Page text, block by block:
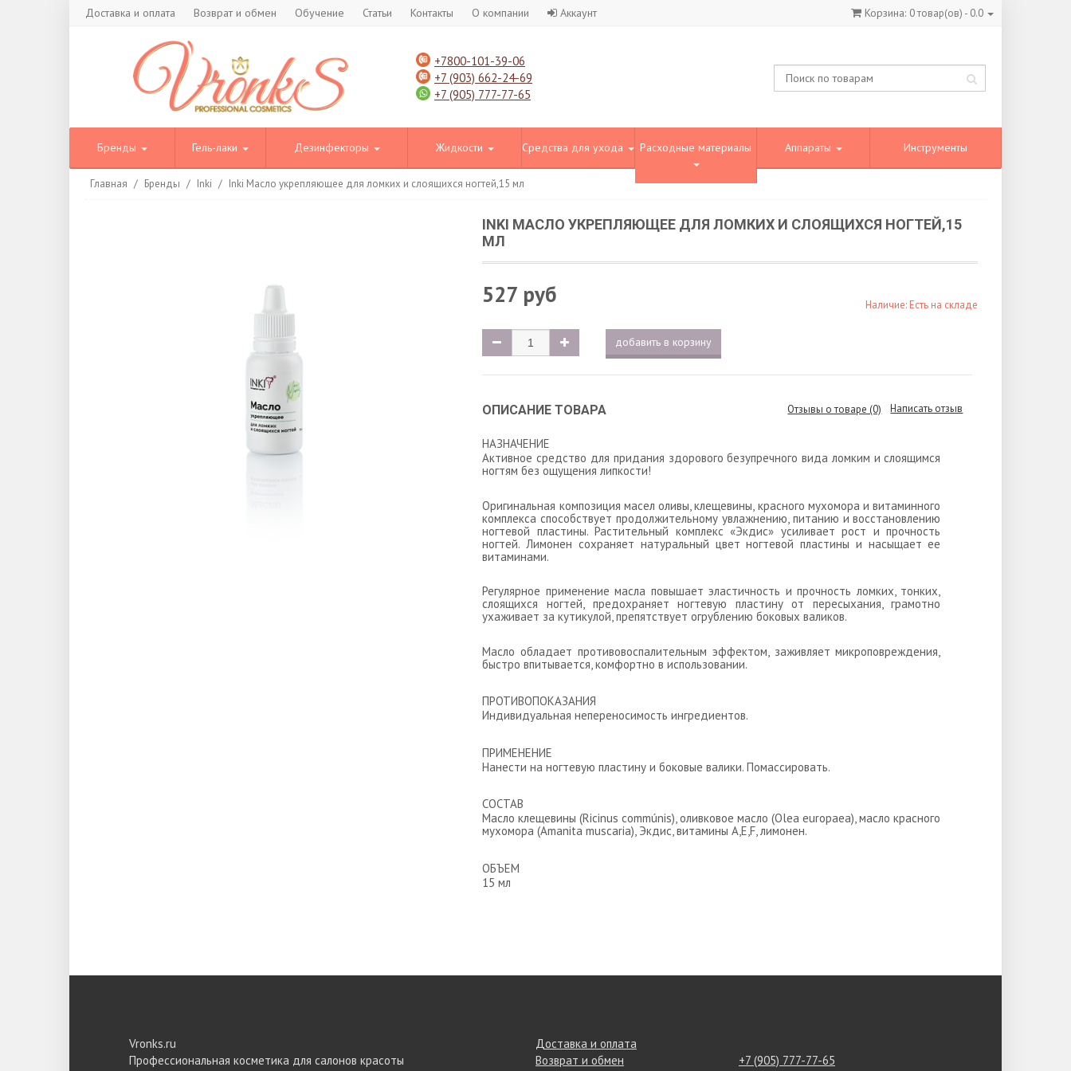
Доставка и оплата Возврат и обмен Обучение Статьи Контакты О компании Корзина: 0товар(ов) - 0.0
Аккаунт
+7800-101-39-06
+7 (903) 662-24-69
+7 (905) 777-77-65
Бренды Гель-лаки Дезинфекторы Жидкости Средства для ухода Расходные материалы Аппараты Инструменты
Главная / Бренды / Inki / Inki Масло укрепляющее для ломких и слоящихся ногтей,15 мл
INKI МАСЛО УКРЕПЛЯЮЩЕЕ ДЛЯ ЛОМКИХ И СЛОЯЩИХСЯ НОГТЕЙ,15
МЛ
527 руб Наличие: Есть на складе
добавить в корзину
ОПИСАНИЕ ТОВАРА Отзывы о товаре (0) Написать отзыв
НАЗНАЧЕНИЕ
Активное средство для придания здорового безупречного вида ломким и слоящимся
ногтям без ощущения липкости!
Оригинальная композиция масел оливы, клещевины, красного мухомора и витаминного
комплекса способствует продолжительному увлажнению, питанию и восстановлению
ногтевой пластины. Растительный комплекс «Экдис» усиливает рост и прочность
ногтей. Лимонен сохраняет натуральный цвет ногтевой пластины и насыщает ее
витаминами.
Регулярное применение масла повышает эластичность и прочность ломких, тонких,
слоящихся ногтей, предохраняет ногтевую пластину от пересыхания, грамотно
ухаживает за кутикулой, препятствует огрублению боковых валиков.
Масло обладает противовоспалительным эффектом, заживляет микроповреждения,
быстро впитывается, комфортно в использовании.
ПРОТИВОПОКАЗАНИЯ
Индивидуальная непереносимость ингредиентов.
ПРИМЕНЕНИЕ
Нанести на ногтевую пластину и боковые валики. Помассировать.
СОСТАВ
Масло клещевины (Ricinus commúnis), оливковое масло (Olea europaea), масло красного
мухомора (Amanita muscaria), Экдис, витамины А,Е,F, лимонен.
ОБЪЕМ
15 мл
Vronks.ru
Профессиональная косметика для салонов красоты
Доставка и оплата
Возврат и обмен
+7 (905) 777-77-65